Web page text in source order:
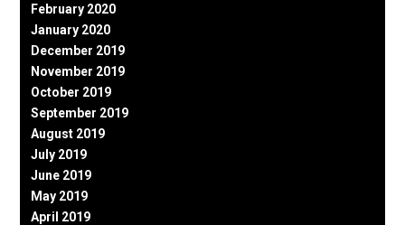
February 2020
January 2020
December 2019
November 2019
October 2019
September 2019
August 2019
July 2019
June 2019
May 2019
April 2019